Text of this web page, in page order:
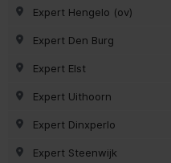
Expert Hengelo (ov)
Expert Den Burg
Expert Elst
Expert Uithoorn
Expert Dinxperlo
Expert Steenwijk